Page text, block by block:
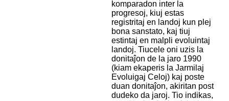
komparadon inter la
progresoj, kiuj estas
registritaj en landoj kun plej
bona sanstato, kaj tiuj
estintaj en malpli evoluintaj
landoj. Tiucele oni uzis la
donitaĵon de la jaro 1990
(kiam ekaperis la Jarmilaj
Evoluigaj Celoj) kaj poste
duan donitaĵon, akiritan post
dudeko da jaroj. Tio indikas,